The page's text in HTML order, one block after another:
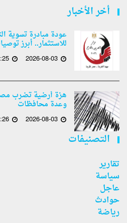
أخر الأخبار
عودة مبادرة تسوية
للاستثمار.. أبرز
2026-08-03
هزة أرضية تضرب
وعدة محافظات
2026-08-03
التصنيفات
تقارير
سياسة
عاجل
حوادث
رياضة